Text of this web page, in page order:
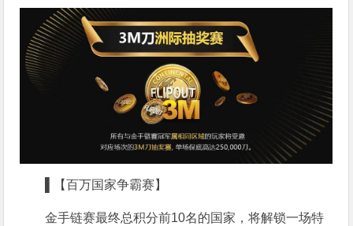
▌【百万国家争霸赛】
金手链赛最终总积分前10名的国家，将解锁一场特